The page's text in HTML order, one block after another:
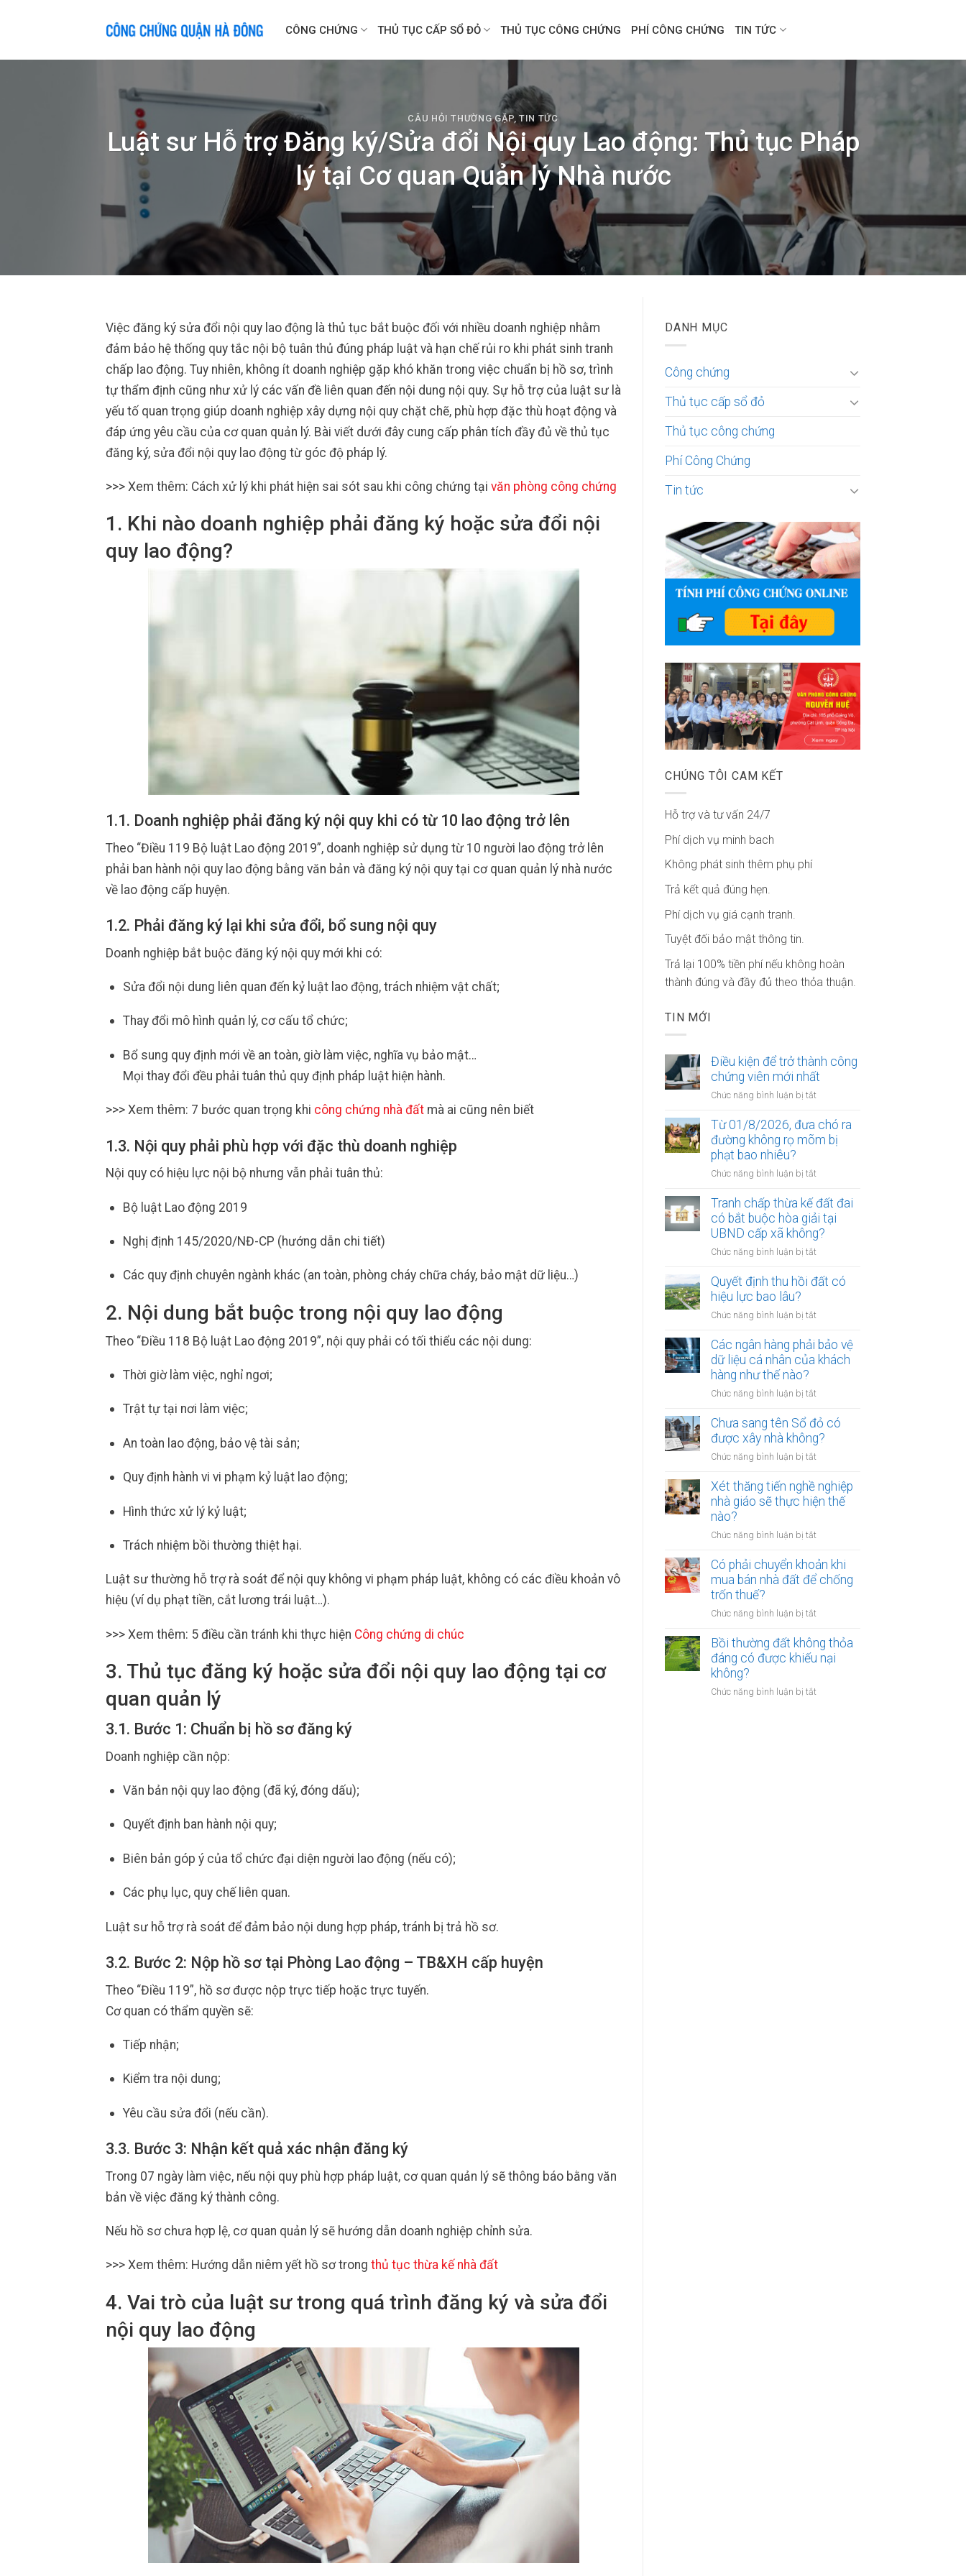
CÔNG CHỨNG THỦ TỤC CẤP SỔ ĐỎ THỦ TỤC CÔNG CHỨNG PHÍ CÔNG CHỨNG TIN TỨC
CÂU HỎI THƯỜNG GẶP,TIN TỨC
Luật sư Hỗ trợ Đăng ký/Sửa đổi Nội quy Lao động: Thủ tục Pháp
lý tại Cơ quan Quản lý Nhà nước
Việc đăng ký sửa đổi nội quy lao động là thủ tục bắt buộc đối với nhiều doanh nghiệp nhằm
đảm bảo hệ thống quy tắc nội bộ tuân thủ đúng pháp luật và hạn chế rủi ro khi phát sinh tranh
chấp lao động. Tuy nhiên, không ít doanh nghiệp gặp khó khăn trong việc chuẩn bị hồ sơ, trình
tự thẩm định cũng như xử lý các vấn đề liên quan đến nội dung nội quy. Sự hỗ trợ của luật sư là
yếu tố quan trọng giúp doanh nghiệp xây dựng nội quy chặt chẽ, phù hợp đặc thù hoạt động và
đáp ứng yêu cầu của cơ quan quản lý. Bài viết dưới đây cung cấp phân tích đầy đủ về thủ tục
đăng ký, sửa đổi nội quy lao động từ góc độ pháp lý.
>>> Xem thêm: Cách xử lý khi phát hiện sai sót sau khi công chứng tại văn phòng công chứng
1. Khi nào doanh nghiệp phải đăng ký hoặc sửa đổi nội
quy lao động?
1.1. Doanh nghiệp phải đăng ký nội quy khi có từ 10 lao động trở lên
Theo “Điều 119 Bộ luật Lao động 2019”, doanh nghiệp sử dụng từ 10 người lao động trở lên
phải ban hành nội quy lao động bằng văn bản và đăng ký nội quy tại cơ quan quản lý nhà nước
về lao động cấp huyện.
1.2. Phải đăng ký lại khi sửa đổi, bổ sung nội quy
Doanh nghiệp bắt buộc đăng ký nội quy mới khi có:
Sửa đổi nội dung liên quan đến kỷ luật lao động, trách nhiệm vật chất;
Thay đổi mô hình quản lý, cơ cấu tổ chức;
Bổ sung quy định mới về an toàn, giờ làm việc, nghĩa vụ bảo mật…
Mọi thay đổi đều phải tuân thủ quy định pháp luật hiện hành.
>>> Xem thêm: 7 bước quan trọng khi công chứng nhà đất mà ai cũng nên biết
1.3. Nội quy phải phù hợp với đặc thù doanh nghiệp
Nội quy có hiệu lực nội bộ nhưng vẫn phải tuân thủ:
Bộ luật Lao động 2019
Nghị định 145/2020/NĐ-CP (hướng dẫn chi tiết)
Các quy định chuyên ngành khác (an toàn, phòng cháy chữa cháy, bảo mật dữ liệu…)
2. Nội dung bắt buộc trong nội quy lao động
Theo “Điều 118 Bộ luật Lao động 2019”, nội quy phải có tối thiểu các nội dung:
Thời giờ làm việc, nghỉ ngơi;
Trật tự tại nơi làm việc;
An toàn lao động, bảo vệ tài sản;
Quy định hành vi vi phạm kỷ luật lao động;
Hình thức xử lý kỷ luật;
Trách nhiệm bồi thường thiệt hại.
Luật sư thường hỗ trợ rà soát để nội quy không vi phạm pháp luật, không có các điều khoản vô
hiệu (ví dụ phạt tiền, cắt lương trái luật…).
>>> Xem thêm: 5 điều cần tránh khi thực hiện Công chứng di chúc
3. Thủ tục đăng ký hoặc sửa đổi nội quy lao động tại cơ
quan quản lý
3.1. Bước 1: Chuẩn bị hồ sơ đăng ký
Doanh nghiệp cần nộp:
Văn bản nội quy lao động (đã ký, đóng dấu);
Quyết định ban hành nội quy;
Biên bản góp ý của tổ chức đại diện người lao động (nếu có);
Các phụ lục, quy chế liên quan.
Luật sư hỗ trợ rà soát để đảm bảo nội dung hợp pháp, tránh bị trả hồ sơ.
3.2. Bước 2: Nộp hồ sơ tại Phòng Lao động – TB&XH cấp huyện
Theo “Điều 119”, hồ sơ được nộp trực tiếp hoặc trực tuyến.
Cơ quan có thẩm quyền sẽ:
Tiếp nhận;
Kiểm tra nội dung;
Yêu cầu sửa đổi (nếu cần).
3.3. Bước 3: Nhận kết quả xác nhận đăng ký
Trong 07 ngày làm việc, nếu nội quy phù hợp pháp luật, cơ quan quản lý sẽ thông báo bằng văn
bản về việc đăng ký thành công.
Nếu hồ sơ chưa hợp lệ, cơ quan quản lý sẽ hướng dẫn doanh nghiệp chỉnh sửa.
>>> Xem thêm: Hướng dẫn niêm yết hồ sơ trong thủ tục thừa kế nhà đất
4. Vai trò của luật sư trong quá trình đăng ký và sửa đổi
nội quy lao động
DANH MỤC
Công chứng
Thủ tục cấp sổ đỏ
Thủ tục công chứng
Phí Công Chứng
Tin tức
CHÚNG TÔI CAM KẾT
Hỗ trợ và tư vấn 24/7
Phí dịch vụ minh bach
Không phát sinh thêm phụ phí
Trả kết quả đúng hẹn.
Phí dịch vụ giá cạnh tranh.
Tuyệt đối bảo mật thông tin.
Trả lại 100% tiền phí nếu không hoàn
thành đúng và đầy đủ theo thỏa thuận.
TIN MỚI
Điều kiện để trở thành công
chứng viên mới nhất
Chức năng bình luận bị tắt
kiện
để
công
viên
mới
nhất
Từ 01/8/2026, đưa chó ra
đường không rọ mõm bị
phạt bao nhiêu?
Chức năng bình luận bị tắt
01/8/2026,
đưa
chó
ra
đường
rọ
bao
nhiêu?
Tranh chấp thừa kế đất đai
có bắt buộc hòa giải tại
UBND cấp xã không?
Chức năng bình luận bị tắt
chấp
đất
có
bắt
tại
UBND
cấp
Quyết định thu hồi đất có
hiệu lực bao lâu?
Chức năng bình luận bị tắt
định
thu
có
lực
bao
Các ngân hàng phải bảo vệ
dữ liệu cá nhân của khách
hàng như thế nào?
Chức năng bình luận bị tắt
ngân
hàng
phải
bảo
dữ
liệu
khách
hàng
như
Chưa sang tên Sổ đỏ có
được xây nhà không?
Chức năng bình luận bị tắt
sang
tên
Sổ
có
xây
nhà
Xét thăng tiến nghề nghiệp
nhà giáo sẽ thực hiện thế
nào?
Chức năng bình luận bị tắt
thăng
tiến
nhà
sẽ
thực
Có phải chuyển khoản khi
mua bán nhà đất để chống
trốn thuế?
Chức năng bình luận bị tắt
phải
chuyển
khoản
mua
Bồi thường đất không thỏa
đáng có được khiếu nại
không?
Chức năng bình luận bị tắt